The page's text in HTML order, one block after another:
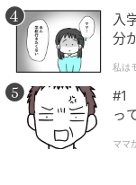
3. 言葉の価値
一流男性の沈黙
るために使うこ
普段から話しす
入
分
私は
#1
っ
ママ